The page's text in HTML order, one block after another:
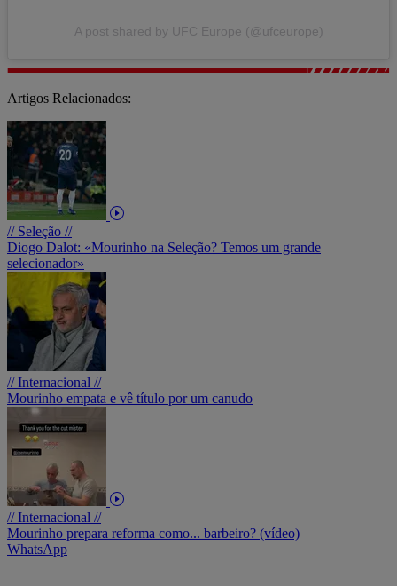
A post shared by UFC Europe (@ufceurope)
Artigos Relacionados:
// Seleção //
Diogo Dalot: «Mourinho na Seleção? Temos um grande
selecionador»
// Internacional //
Mourinho empata e vê título por um canudo
// Internacional //
Mourinho prepara reforma como... barbeiro? (vídeo)
WhatsApp